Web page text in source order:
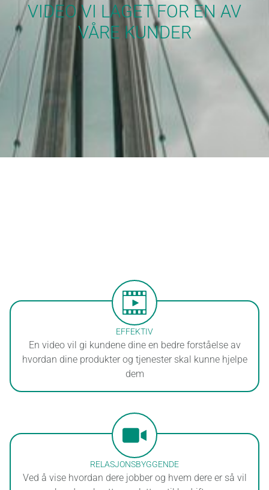
HJEM
TJENESTER
GRAFISK DESIGN
VIDEO VI LAGET FOR EN AV
VÅRE KUNDER
EFFEKTIV
En video vil gi kundene dine en bedre forståelse av
hvordan dine produkter og tjenester skal kunne hjelpe
dem
RELASJONSBYGGENDE
Ved å vise hvordan dere jobber og hvem dere er så vil